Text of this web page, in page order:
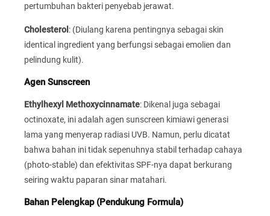
pertumbuhan bakteri penyebab jerawat.
Cholesterol : (Diulang karena pentingnya sebagai skin
identical ingredient yang berfungsi sebagai emolien dan
pelindung kulit).
Agen Sunscreen
Ethylhexyl Methoxycinnamate: Dikenal juga sebagai
octinoxate, ini adalah agen sunscreen kimiawi generasi
lama yang menyerap radiasi UVB. Namun, perlu dicatat
bahwa bahan ini tidak sepenuhnya stabil terhadap cahaya
(photo-stable) dan efektivitas SPF-nya dapat berkurang
seiring waktu paparan sinar matahari.
Bahan Pelengkap (Pendukung Formula)